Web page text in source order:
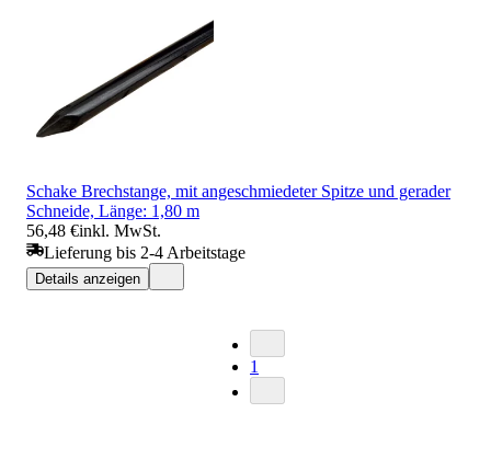
Schake Brechstange, mit angeschmiedeter Spitze und gerader
Schneide, Länge: 1,80 m
56,48 €inkl. MwSt.
Lieferung bis 2-4 Arbeitstage
Details anzeigen
1